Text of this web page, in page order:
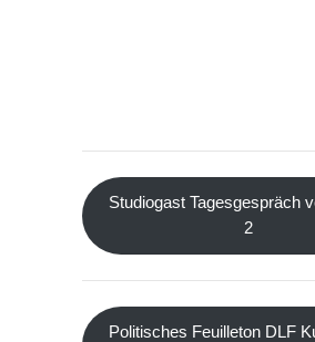
Studiogast Tagesgespräch
2
Politisches Feuilleton DLF